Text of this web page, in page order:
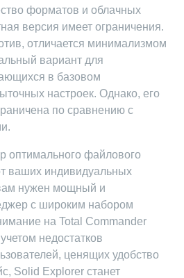
форматов и облачных
версия имеет ограничения.
отличается минимализмом
вариант для
в базовом
настроек. Однако, его
по сравнению с
оптимального файлового
ваших индивидуальных
нужен мощный и
с широким набором
на Total Commander
недостатков
ценящих удобство
Solid Explorer станет